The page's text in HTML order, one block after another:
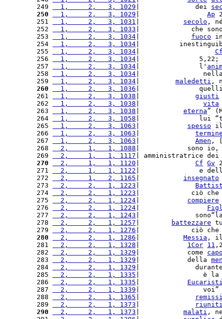
249
  1,     2,   3, 1029
|              dei
250
  1,     2,   3, 1029
Ap
251
  1,     2,   3, 1031
secolo ,
252
  1,     2,   3, 1033
|             che
253
  1,     2,   3, 1034
fuoco
254
  1,     2,   3, 1034
|
255
  1,     2,   3, 1034
256
  1,     2,   3, 1034
|               5,22;
257
  1,     2,   3, 1034
|               l'
258
  1,     2,   3, 1034
|                nella
259
  1,     2,   3, 1034
maledetti ,
260
  1,     2,   3, 1036
|               quelli
261
  1,     2,   3, 1038
giusti
262
  1,     2,   3, 1038
vita
263
  1,     2,   3, 1038
eterna”
264
  1,     2,   3, 1058
|               lui
265
  1,     2,   3, 1063
spesso
266
  1,     2,   3, 1063
267
  1,     2,   3, 1063
Amen ,
268
  2,     1,   1, 1088
|            sono
269
  2,     1,   1, 1117
| amministratrice
270
  2,     1,   1, 1120
Cf Gv
271
  2,     1,   1, 1122
|               e
272
  2,     1,   2, 1165
insegnato
273
  2,     2,   1, 1223
274
  2,     2,   1, 1223
|             ciò che
275
  2,     2,   1, 1224
compiere
276
  2,     2,   1, 1224
277
  2,     2,   1, 1243
|
278
  2,     2,   1, 1257
battezzare
279
  2,     2,   1, 1276
|             ciò che
280
  2,     2,   1, 1286
Messia ,
281
  2,     2,   1, 1328
1Cor 11
282
  2,     2,   1, 1329
|            come
283
  2,     2,   1, 1329
|            della
284
  2,     2,   1, 1329
|
285
  2,     2,   1, 1335
|                è la
286
  2,     2,   1, 1335
287
  2,     2,   1, 1339
|
288
  2,     2,   1, 1365
289
  2,     2,   1, 1373
290
  2,     2,   1, 1373
malati ,